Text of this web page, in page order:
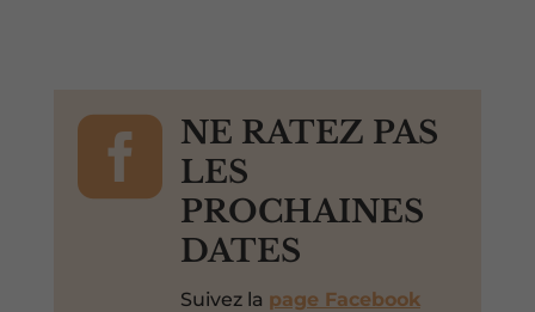

NE RATEZ PAS
LES
PROCHAINES
DATES
Suivez la page Facebook